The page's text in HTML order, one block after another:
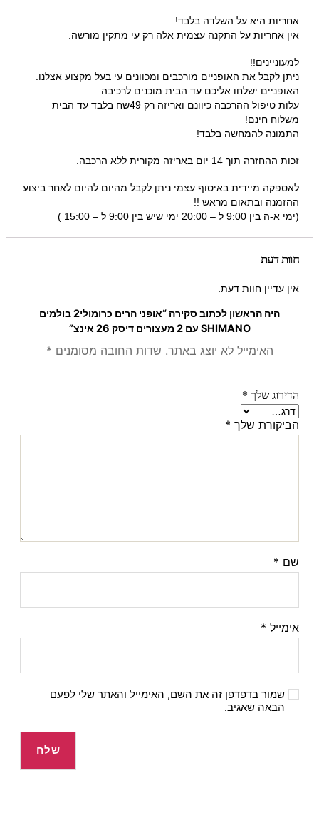
אחריות היא על השלדה בלבד!
אין אחריות על התקנה עצמית אלה רק עי מתקין מורשה.
למעוניינים!!
ניתן לקבל את האופניים מורכבים ומכוונים עי בעל מקצוע אצלנו.
האופניים ישלחו אליכם עד הבית מוכנים לרכיבה.
עלות טיפול ההרכבה כיוונם ואריזה רק 49שח בלבד עד הבית
משלוח חינם!
התמונה להמחשה בלבד!
זכות ההחזרה תוך 14 יום באריזה מקורית ללא הרכבה.
לאספקה מיידית באיסוף עצמי ניתן לקבל מהיום להיום לאחר ביצוע
ההזמנה ובתאום מראש !!
(ימי א-ה בין 9:00 ל – 20:00 ימי שיש בין 9:00 ל – 15:00 )
חוות דעת
אין עדיין חוות דעת.
היה הראשון לכתוב סקירה “אופני הרים כרומולי2 בולמים
SHIMANO עם 2 מעצורים דיסק 26 אינצ”
האימייל לא יוצג באתר. שדות החובה מסומנים *
הדירוג שלך *
הביקורת שלך *
שם *
אימייל *
שמור בדפדפן זה את השם, האימייל והאתר שלי לפעם
הבאה שאגיב.